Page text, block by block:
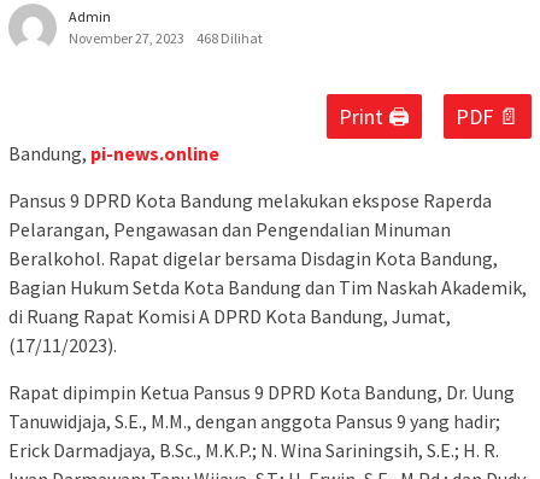
Admin
November 27, 2023
468 Dilihat
Print 🖨 PDF 📄
Bandung, pi-news.online
Pansus 9 DPRD Kota Bandung melakukan ekspose Raperda
Pelarangan, Pengawasan dan Pengendalian Minuman
Beralkohol. Rapat digelar bersama Disdagin Kota Bandung,
Bagian Hukum Setda Kota Bandung dan Tim Naskah Akademik,
di Ruang Rapat Komisi A DPRD Kota Bandung, Jumat,
(17/11/2023).
Rapat dipimpin Ketua Pansus 9 DPRD Kota Bandung, Dr. Uung
Tanuwidjaja, S.E., M.M., dengan anggota Pansus 9 yang hadir;
Erick Darmadjaya, B.Sc., M.K.P.; N. Wina Sariningsih, S.E.; H. R.